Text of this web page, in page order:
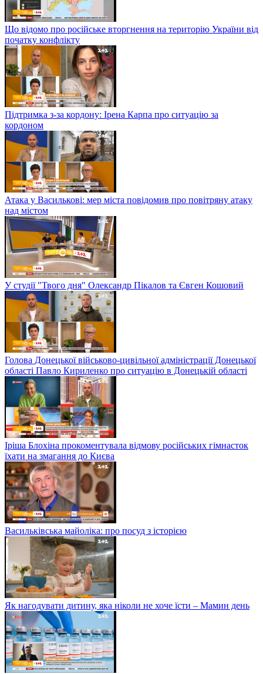
Що відомо про російське вторгнення на територію України від
початку конфлікту
Підтримка з-за кордону: Ірена Карпа про ситуацію за
кордоном
Атака у Василькові: мер міста повідомив про повітряну атаку
над містом
У студії "Твого дня" Олександр Пікалов та Євген Кошовий
Голова Донецької військово-цивільної адміністрації Донецької
області Павло Кириленко про ситуацію в Донецькій області
Іріша Блохіна прокоментувала відмову російських гімнасток
їхати на змагання до Києва
Васильківська майоліка: про посуд з історією
Як нагодувати дитину, яка ніколи не хоче їсти – Мамин день